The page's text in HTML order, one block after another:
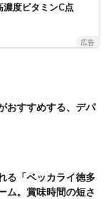
度ビタミンC点
広告
おすすめする、デパ
る「ベッカライ徳多
ム。賞味時間の短さ